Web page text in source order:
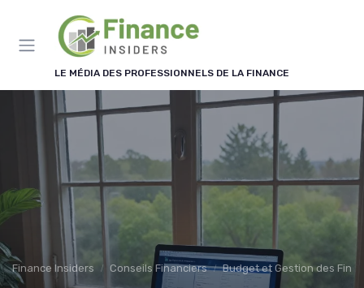
LE MÉDIA DES PROFESSIONNELS DE LA FINANCE
Finance Insiders Conseils Financiers Budget et Gestion des